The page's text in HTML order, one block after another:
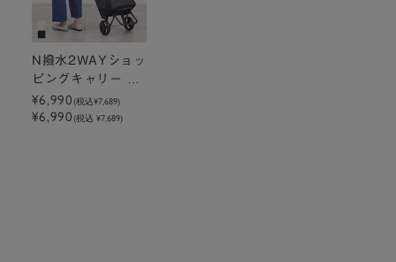
N撥水2WAYショッ
ピングキャリー 32
L
¥6,990(税込¥7,689)
¥6,990(税込 ¥7,689)